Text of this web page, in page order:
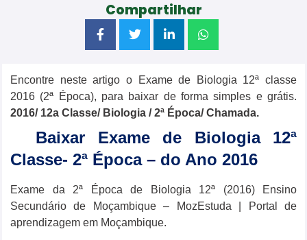
Compartilhar
Encontre neste artigo o Exame de Biologia 12ª classe
2016 (2ª Época), para baixar de forma simples e grátis.
2016/ 12a Classe/ Biologia / 2ª Época/ Chamada.
Baixar Exame de Biologia 12ª
Classe- 2ª Época – do Ano 2016
Exame da 2ª Época de Biologia 12ª (2016) Ensino
Secundário de Moçambique – MozEstuda | Portal de
aprendizagem em Moçambique.